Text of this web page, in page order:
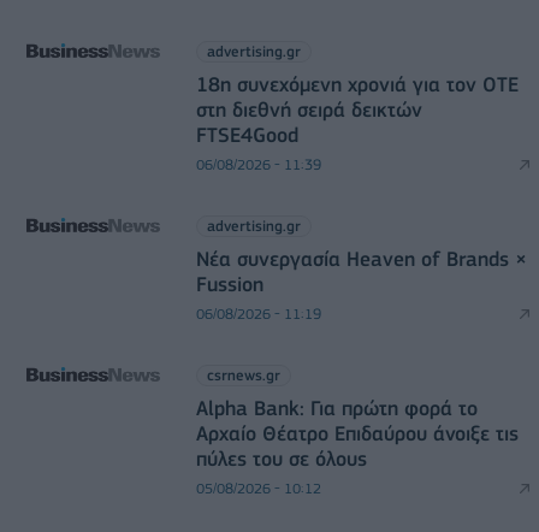
advertising.gr
18η συνεχόμενη χρονιά για τον ΟΤΕ
στη διεθνή σειρά δεικτών
FTSE4Good
06/08/2026 - 11:39
advertising.gr
Νέα συνεργασία Heaven of Brands ×
Fussion
06/08/2026 - 11:19
csrnews.gr
Alpha Bank: Για πρώτη φορά το
Αρχαίο Θέατρο Επιδαύρου άνοιξε τις
πύλες του σε όλους
05/08/2026 - 10:12